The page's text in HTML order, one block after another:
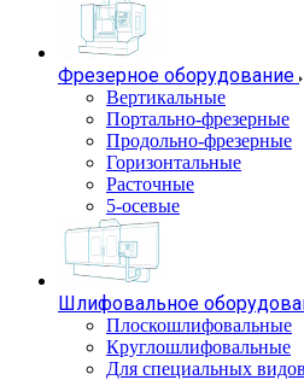
Фрезерное оборудование
Вертикальные
Портально-фрезерные
Продольно-фрезерные
Горизонтальные
Расточные
5-осевые
Шлифовальное
Плоскошлифовальные
Круглошлифовальные
Для специальных